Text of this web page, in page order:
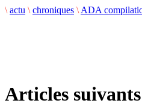
\ actu \ chroniques \ ADA
Articles suivants